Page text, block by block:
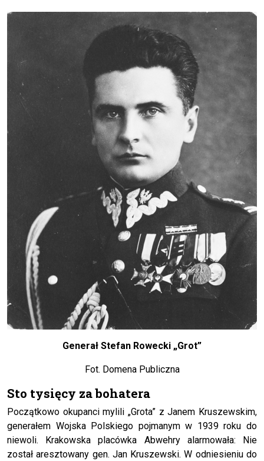
Generał Stefan Rowecki „Grot”
Fot. Domena Publiczna
Sto tysięcy za bohatera
Początkowo okupanci mylili „Grota” z Janem Kruszewskim,
generałem Wojska Polskiego pojmanym w 1939 roku do
niewoli. Krakowska placówka Abwehry alarmowała: Nie
został aresztowany gen. Jan Kruszewski. W odniesieniu do